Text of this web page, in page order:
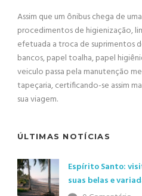
Assim que um ônibus chega de
procedimentos de higienização,
efetuada a troca de suprimentos
bancos, papel toalha, papel
veiculo passa pela manutenção
tapeçaria, certificando-se assim
sua viagem.
ÚLTIMAS NOTÍCIAS
Espírito Santo:
suas belas e